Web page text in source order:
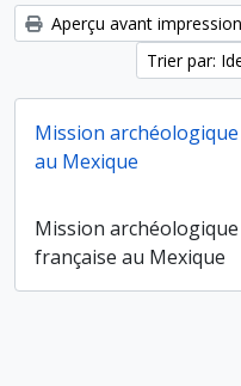
Aperçu avant impression
Trier par:
Mission
au Mexique
Mission
française au Mexique